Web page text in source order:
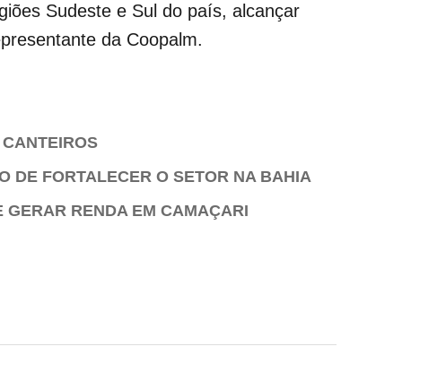
Sudeste e Sul do país, alcançar
da Coopalm.
DE FORTALECER O SETOR NA BAHIA
GERAR RENDA EM CAMAÇARI